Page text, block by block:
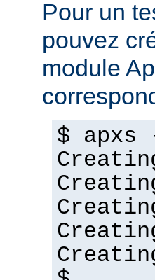
Pour un
pouvez
module
$ apxs